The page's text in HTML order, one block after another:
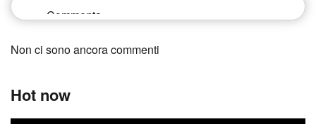
Non ci sono ancora commenti
Hot now